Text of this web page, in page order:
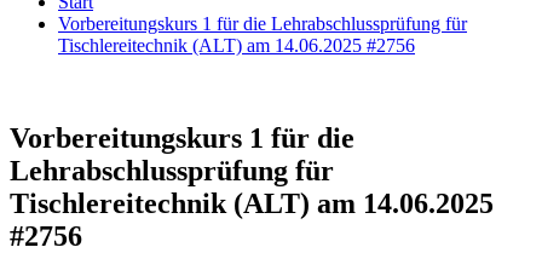
Vorbereitungskurs 1 für die Lehrabschlussprüfung für
Tischlereitechnik (ALT) am 14.06.2025 #2756
Vorbereitungskurs 1 für die
Lehrabschlussprüfung für
Tischlereitechnik (ALT) am 14.06.2025
#2756